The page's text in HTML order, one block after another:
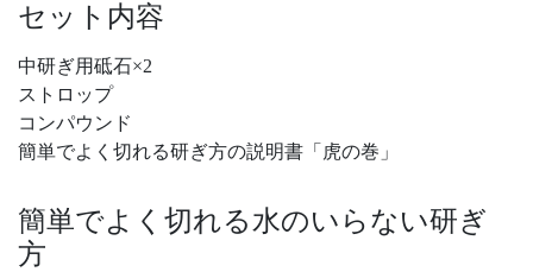
セット内容
中研ぎ用砥石×2
ストロップ
コンパウンド
簡単でよく切れる研ぎ方の説明書「虎の巻」
簡単でよく切れる水のいらない研ぎ
方